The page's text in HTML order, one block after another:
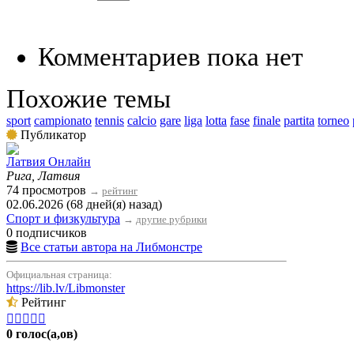
Комментариев пока нет
Похожие темы
sport campionato tennis calcio gare liga lotta fase finale partita torneo
Публикатор
Латвия Онлайн
Рига, Латвия
74 просмотров → рейтинг
02.06.2026 (68 дней(я) назад)
Спорт и физкультура → другие рубрики
0 подписчиков
Все статьи автора на Либмонстре
Официальная страница:
https://lib.lv/Libmonster
Рейтинг
    
0 голос(а,ов)